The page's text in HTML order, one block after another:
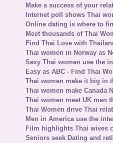
Make a success of your
Internet poll shows Thai
Online dating is where to
Meet thousands of Thai
Find Thai Love with
Thai women in Norway as
Sexy Thai women use the
Easy as ABC - Find Thai
Thai women make it big in
Thai women make Canada
Thai women meet UK men
Thai Women drive Thai
Men in America use the
Film highlights Thai wives
Seniors seek Dating and